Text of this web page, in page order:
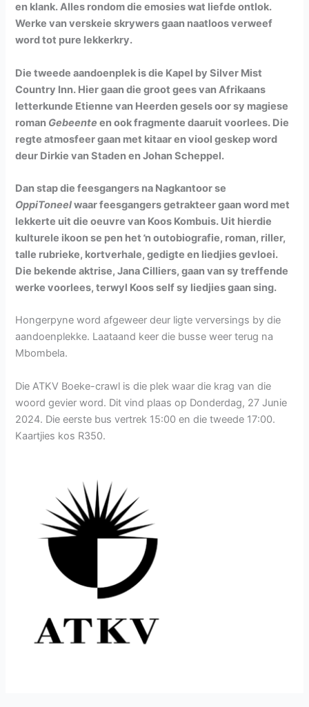
en klank. Alles rondom die emosies wat liefde ontlok.
Werke van verskeie skrywers gaan naatloos verweef
word tot pure lekkerkry.
Die tweede aandoenplek is die Kapel by Silver Mist
Country Inn. Hier gaan die groot gees van Afrikaans
letterkunde Etienne van Heerden gesels oor sy magiese
roman Gebeente en ook fragmente daaruit voorlees. Die
regte atmosfeer gaan met kitaar en viool geskep word
deur Dirkie van Staden en Johan Scheppel.
Dan stap die feesgangers na Nagkantoor se
OppiToneelwaar feesgangers getrakteer gaan word met
lekkerte uit die oeuvre van Koos Kombuis. Uit hierdie
kulturele ikoon se pen het ŉ outobiografie, roman, riller,
talle rubrieke, kortverhale, gedigte en liedjies gevloei.
Die bekende aktrise, Jana Cilliers, gaan van sy treffende
werke voorlees, terwyl Koos self sy liedjies gaan sing.
Hongerpyne word afgeweer deur ligte verversings by die
aandoenplekke. Laataand keer die busse weer terug na
Mbombela.
Die ATKV Boeke-crawl is die plek waar die krag van die
woord gevier word. Dit vind plaas op Donderdag, 27 Junie
2024. Die eerste bus vertrek 15:00 en die tweede 17:00.
Kaartjies kos R350.